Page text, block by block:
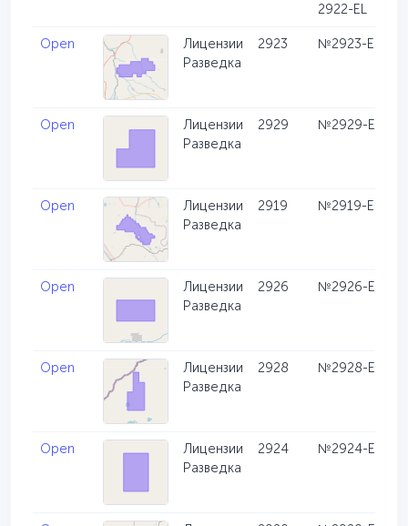
2922-EL
Open
Лицензии
Разведка
2923 №2923-EL
Open
Лицензии
Разведка
2929 №2929-EL
Open
Лицензии
Разведка
2919 №2919-EL
Open
Лицензии
Разведка
2926 №2926-EL
Open
Лицензии
Разведка
2928 №2928-EL
Open
Лицензии
Разведка
2924 №2924-EL